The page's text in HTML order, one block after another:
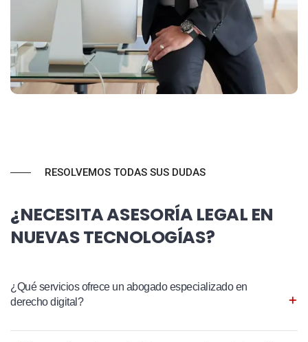
RESOLVEMOS TODAS SUS DUDAS
¿NECESITA ASESORÍA LEGAL EN
NUEVAS TECNOLOGÍAS?
¿Qué servicios ofrece un abogado especializado en
derecho digital?